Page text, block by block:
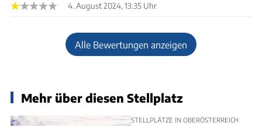
4. August 2024, 13:35 Uhr
Alle Bewertungen anzeigen
Mehr über diesen Stellplatz
STELLPLÄTZE IN OBERÖSTERREICH